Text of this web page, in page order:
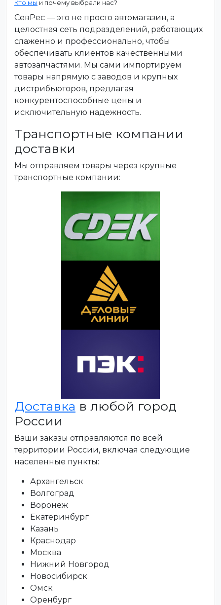
Кто мы и почему выбрали нас?
СевРес — это не просто автомагазин, а
целостная сеть подразделений, работающих
слаженно и профессионально, чтобы
обеспечивать клиентов качественными
автозапчастями. Мы сами импортируем
товары напрямую с заводов и крупных
дистрибьюторов, предлагая
конкурентоспособные цены и
исключительную надежность.
Транспортные компании
доставки
Мы отправляем товары через крупные
транспортные компании:
Доставка в любой город
России
Ваши заказы отправляются по всей
территории России, включая следующие
населенные пункты:
Архангельск
Волгоград
Воронеж
Екатеринбург
Казань
Краснодар
Москва
Нижний Новгород
Новосибирск
Омск
Оренбург